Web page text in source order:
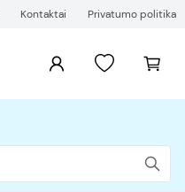
Kontaktai Privatumo politika